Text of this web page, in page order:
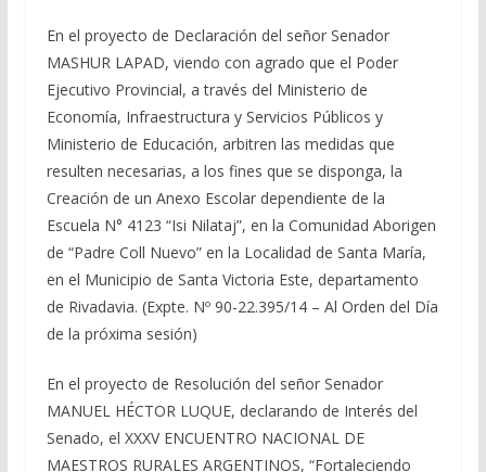
En el proyecto de Declaración del señor Senador
MASHUR LAPAD, viendo con agrado que el Poder
Ejecutivo Provincial, a través del Ministerio de
Economía, Infraestructura y Servicios Públicos y
Ministerio de Educación, arbitren las medidas que
resulten necesarias, a los fines que se disponga, la
Creación de un Anexo Escolar dependiente de la
Escuela N° 4123 “Isi Nilataj”, en la Comunidad Aborigen
de “Padre Coll Nuevo” en la Localidad de Santa María,
en el Municipio de Santa Victoria Este, departamento
de Rivadavia. (Expte. Nº 90-22.395/14 – Al Orden del Día
de la próxima sesión)
En el proyecto de Resolución del señor Senador
MANUEL HÉCTOR LUQUE, declarando de Interés del
Senado, el XXXV ENCUENTRO NACIONAL DE
MAESTROS RURALES ARGENTINOS, “Fortaleciendo